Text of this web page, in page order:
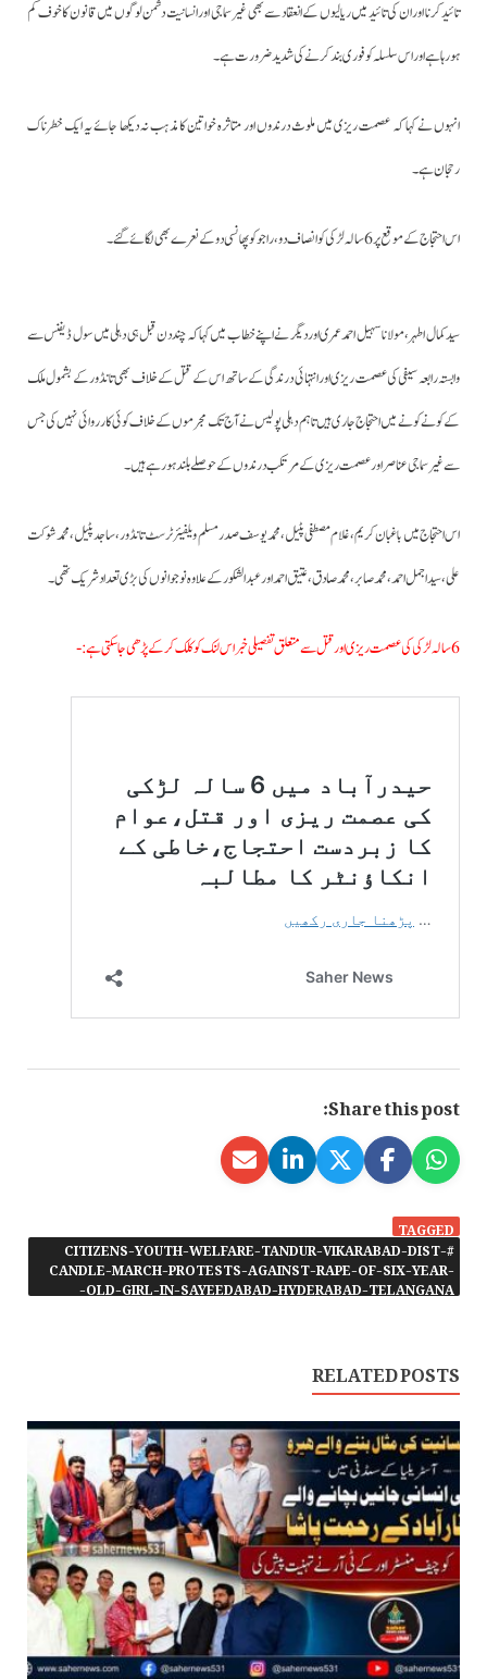
تائید کرنا اور ان کی تائید میں ریالیوں کے انعقاد سے بھی غیر سماجی اور انسانیت دشمن لوگوں میں قانون کا خوف کم
ہورہا ہے اور اس سلسلہ کو فوری بند کرنے کی شدید ضرورت ہے۔
انہوں نے کہا کہ عصمت ریزی میں ملوث درندوں اور متاثرہ خواتین کا مذہب نہ دیکھا جائے یہ ایک خطرناک
رحجان ہے۔
اس احتجاج کے موقع پر 6 سالہ لڑکی کو انصاف دو،راجو کو پھانسی دو کے نعرے بھی لگائے گئے۔
سید کمال اطہر، مولانا سہیل احمد عمری اور دیگر نے اپنے خطاب میں کہا کہ چند دن قبل ہی دہلی میں سول ڈیفنس سے
وابستہ رابعہ سیفی کی عصمت ریزی اور انتہائی درندگی کے ساتھ اس کے قتل کے خلاف بھی تانڈور کے بشمول ملک
کے کونے کونے میں احتجاج جاری ہیں تاہم دہلی پولیس نے آج تک مجرموں کے خلاف کوئی کارروائی نہیں کی جس
سے غیر سماجی عناصر اور عصمت ریزی کے مرتکب درندوں کے حوصلے بلند ہورہے ہیں۔
اس احتجا ج میں باغبان کریم،غلام مصطفی پٹیل،محمد یوسف صدر مسلم ویلفیئر ٹرسٹ تانڈور،ساجد پٹیل،محمدشوکت
علی، سید اجمل احمد، محمد صابر،محمد صادق، عتیق احمد اور عبدالشکور کے علاوہ نوجوانوں کی بڑی تعداد شریک تھی۔
6 سالہ لڑکی کی عصمت ریزی اور قتل سے متعلق تفصیلی خبر اس لنک کو کلک کرکے پڑھی جاسکتی ہے:-
Share this post:
TAGGED
#CITIZENS-YOUTH-WELFARE-TANDUR-VIKARABAD-DIST-
CANDLE-MARCH-PROTESTS-AGAINST-RAPE-OF-SIX-YEAR-
OLD-GIRL-IN-SAYEEDABAD-HYDERABAD-TELANGANA-
RELATED POSTS